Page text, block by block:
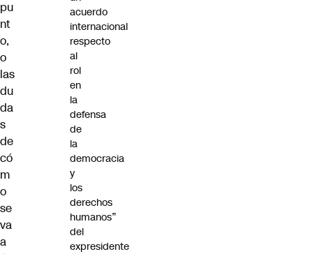
pu
nt
o,
o
las
du
da
s
de
có
m
o
se
va
a
acuerdo
internacional
respecto
al
rol
en
la
defensa
de
la
democracia
y
los
derechos
humanos”
del
expresidente